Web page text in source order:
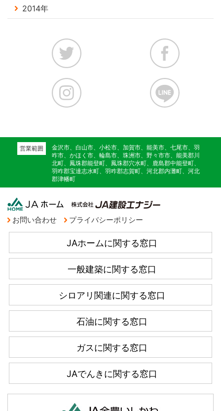
2014年
営業範囲
金沢市、白山市、小松市、加賀市、能美市、七尾市、羽
咋市、かほく市、輪島市、珠洲市、野々市市、能美郡川
北町、鳳珠郡能登町、鳳珠郡穴水町、鹿島郡中能登町、
羽咋郡宝達志水町、羽咋郡志賀町、河北郡内灘町、河北
郡津幡町
お問い合わせ プライバシーポリシー
JAホームに関する窓口
一般建築に関する窓口
シロアリ関連に関する窓口
石油に関する窓口
ガスに関する窓口
JAでんきに関する窓口